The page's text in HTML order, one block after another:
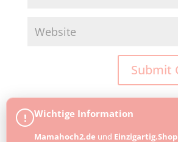
! Wichtige Information
Mamahoch2.de und Einzigartig.Shop